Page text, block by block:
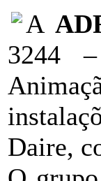
A
3244
Daire,